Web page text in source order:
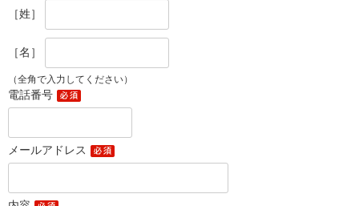
［姓］
［名］
（全角で入力してください）
電話番号
メールアドレス